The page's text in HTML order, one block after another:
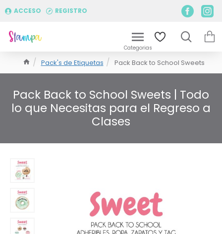
ACCESO REGISTRO
Pack's de Etiquetas Pack Back to School Sweets
Pack Back to School Sweets | Todo
lo que Necesitas para el Regreso a
Clases